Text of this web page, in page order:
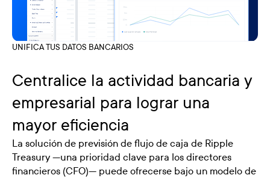
UNIFICA TUS DATOS BANCARIOS
Centralice la actividad bancaria y
empresarial para lograr una
mayor eficiencia
La solución de previsión de flujo de caja de Ripple
Treasury —una prioridad clave para los directores
financieros (CFO)— puede ofrecerse bajo un modelo de